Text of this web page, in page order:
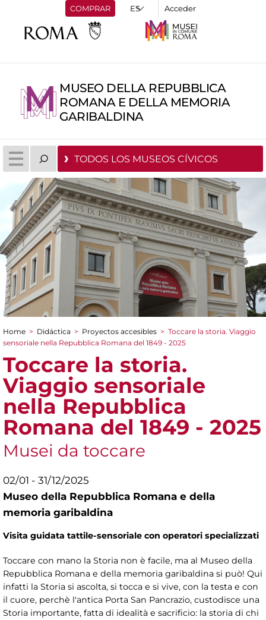
COMPRAR Acceder
MUSEO DELLA REPUBBLICA
ROMANA E DELLA MEMORIA
GARIBALDINA
TODOS LOS MUSEOS CÍVICOS
You are here
Home > Didáctica > Proyectos accesibles > Toccare la storia. Viaggio
sensoriale nella Repubblica Romana del 1849 - 2025
Toccare la storia.
Viaggio sensoriale
nella Repubblica
Romana del 1849 - 2025
Musei da toccare
02/01 - 31/12/2025
Museo della Repubblica Romana e della
memoria garibaldina
Visita guidata tattile-sensoriale con operatori specializzati
Toccare con mano la Storia non è facile, ma al Museo della
Repubblica Romana e della memoria garibaldina si può! Qui
infatti la Storia si ascolta, si tocca e si vive, con la testa e con
il cuore, perchè l'antica Porta San Pancrazio, custodisce una
Storia importante, fatta di idealità e sacrificio: la storia di chi